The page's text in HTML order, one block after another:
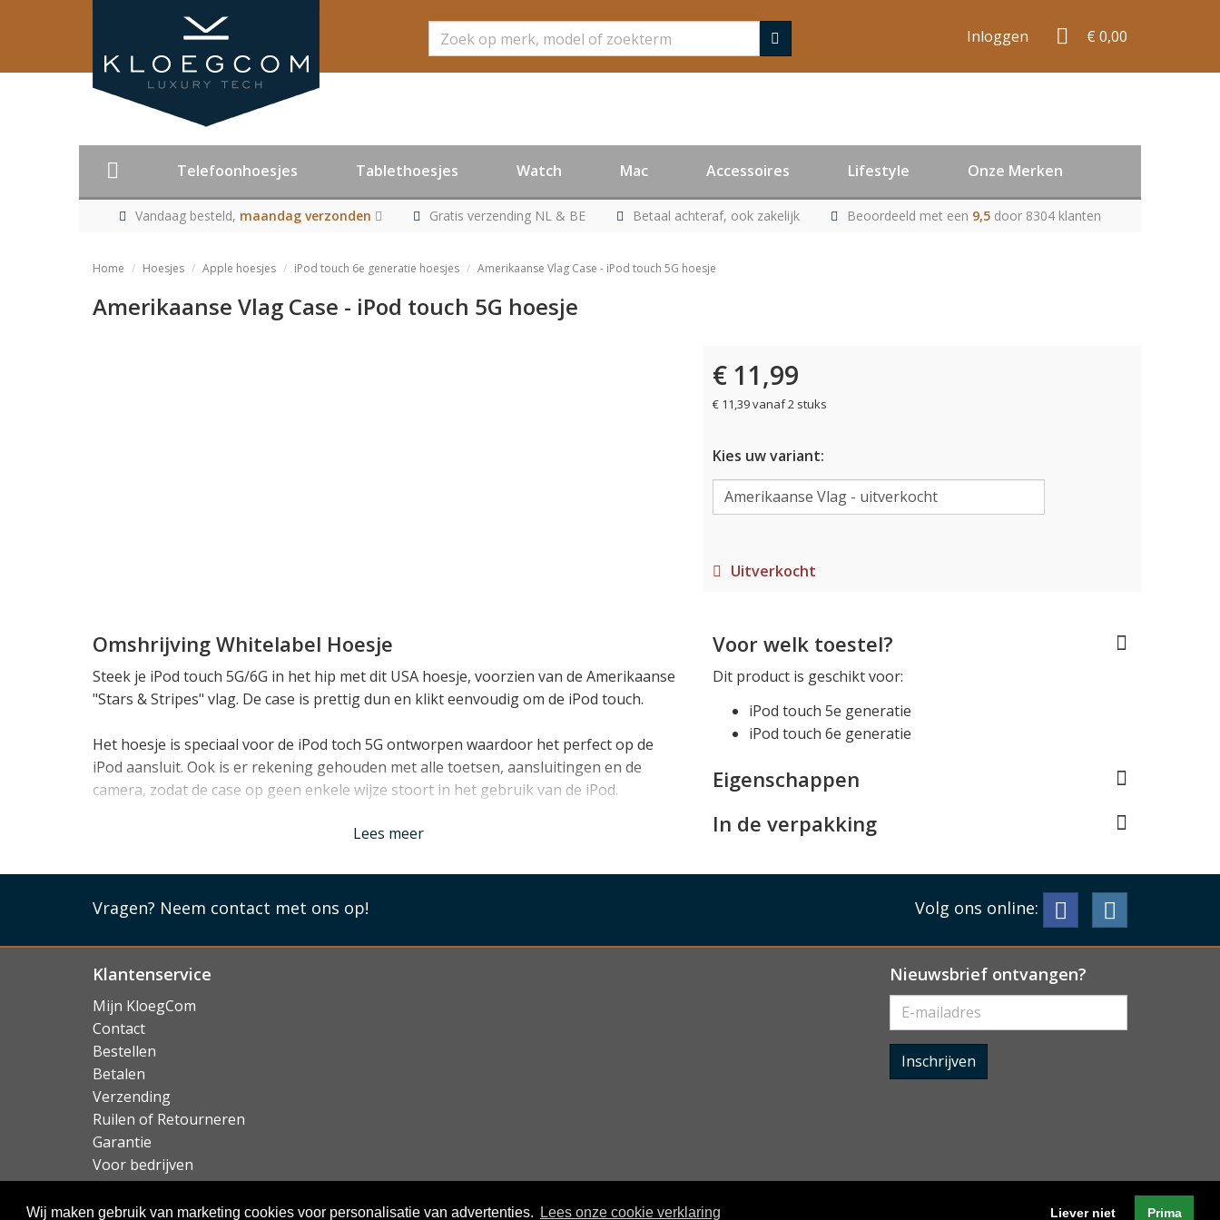
Wij maken gebruik van marketing cookies voor personalisatie van advertenties. Lees onze cookie verklaring Liever niet Prima
Zoeken Inloggen € 0,00
Telefoonhoesjes Tablethoesjes Watch Mac Accessoires Lifestyle Onze Merken
Vandaag besteld, maandag verzonden Gratis verzending NL & BE Betaal achteraf, ook zakelijk Beoordeeld met een 9,5 door 8304 klanten
Home Hoesjes Apple hoesjes iPod touch 6e generatie hoesjes Amerikaanse Vlag Case - iPod touch 5G hoesje
Amerikaanse Vlag Case - iPod touch 5G hoesje
€ 11,99
€ 11,39 vanaf 2 stuks
Kies uw variant:
Uitverkocht
Omshrijving Whitelabel Hoesje
Steek je iPod touch 5G/6G in het hip met dit USA hoesje, voorzien van de Amerikaanse
"Stars & Stripes" vlag. De case is prettig dun en klikt eenvoudig om de iPod touch.
Het hoesje is speciaal voor de iPod toch 5G ontworpen waardoor het perfect op de
iPod aansluit. Ook is er rekening gehouden met alle toetsen, aansluitingen en de
camera, zodat de case op geen enkele wijze stoort in het gebruik van de iPod.
Lees minder
Lees meer
Voor welk toestel?
Dit product is geschikt voor:
iPod touch 5e generatie
iPod touch 6e generatie
Eigenschappen
In de verpakking
Vragen? Neem contact met ons op! Volg ons online:
Klantenservice
Mijn KloegCom
Contact
Bestellen
Betalen
Verzending
Ruilen of Retourneren
Garantie
Voor bedrijven
Over KloegCom.nl
Nieuwsbrief ontvangen?
Inschrijven